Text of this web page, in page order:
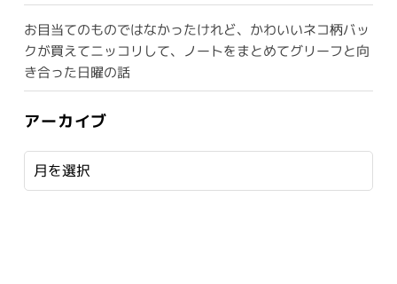
お目当てのものではなかったけれど、かわいいネコ柄バッ
クが買えてニッコリして、ノートをまとめてグリーフと向
き合った日曜の話
アーカイブ